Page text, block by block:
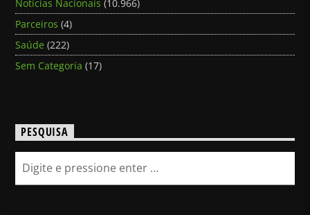
Notícias Nacionais (10.966)
Parceiros (4)
Saúde (222)
Sem Categoria (17)
PESQUISA